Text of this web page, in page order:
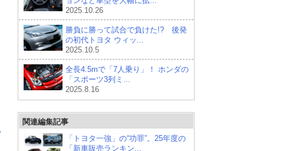
2025.10.26
勝負に勝って試合で負けた!? 後発
の初代トヨタ ウィッ...
2025.10.5
全長4.5mで「7人乗り」！ ホンダの
「スポーツ3列ミ...
2025.8.16
関連編集記事
「トヨタ一強」の“功罪”。25年度の
「新車販売ランキン...